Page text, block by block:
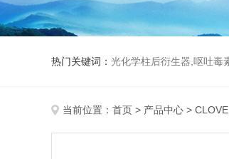
热门关键词： 光化学柱后衍生器,呕吐毒
当前位置： 首页 > 产品中心 >